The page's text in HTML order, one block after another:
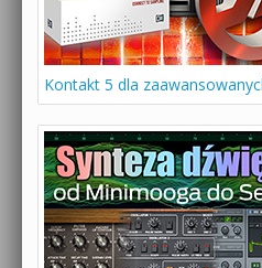
Kontakt 5 dla